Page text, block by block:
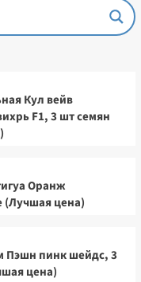
семян (Лучшая
Кул вейв
F1, 3 шт семян
Оранж
(Лучшая цена)
Пэшн пинк шейдс, 3
цена)